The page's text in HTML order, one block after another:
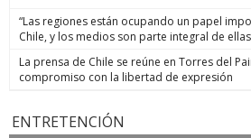
“Las regiones están ocupando un papel
Chile, y los medios son parte integral de
La prensa de Chile se reúne en Torres del
compromiso con la libertad de expresión
ENTRETENCIÓN